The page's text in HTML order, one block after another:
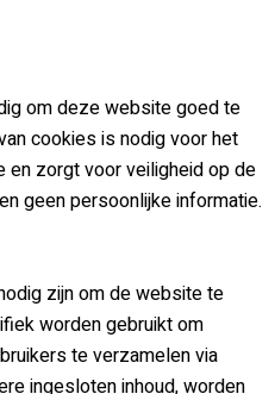
om deze website goed te
cookies is nodig voor het
zorgt voor veiligheid op de
geen persoonlijke informatie.
zijn om de website te
worden gebruikt om
te verzamelen via
ingesloten inhoud, worden